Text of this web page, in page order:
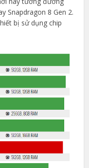
Snapdragon 8 Gen 2.
bị sử dụng chip